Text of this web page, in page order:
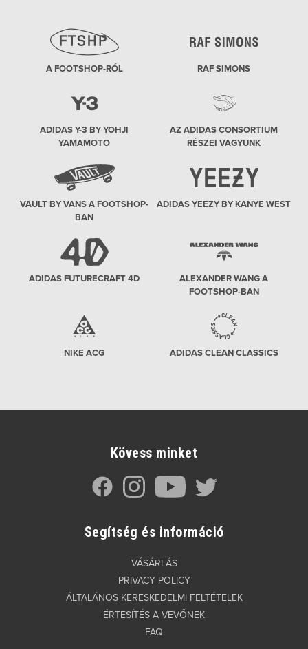
A FOOTSHOP-RÓL RAF SIMONS
ADIDAS Y-3 BY YOHJI
YAMAMOTO
AZ ADIDAS CONSORTIUM
RÉSZEI VAGYUNK
VAULT BY VANS A FOOTSHOP-
BAN
ADIDAS YEEZY BY KANYE WEST
ADIDAS FUTURECRAFT 4D
ALEXANDER WANG A
FOOTSHOP-BAN
NIKE ACG ADIDAS CLEAN CLASSICS
Kövess minket
Segítség és információ
VÁSÁRLÁS
PRIVACY POLICY
ÁLTALÁNOS KERESKEDELMI FELTÉTELEK
ÉRTESÍTÉS A VEVŐNEK
FAQ